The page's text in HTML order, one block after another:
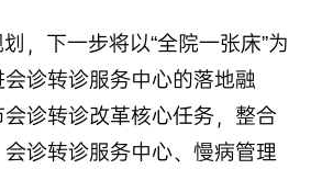
，下一步将以“全院一张床”为
诊转诊服务中心的落地融
诊转诊改革核心任务，整合
会诊转诊服务中心、慢病管理